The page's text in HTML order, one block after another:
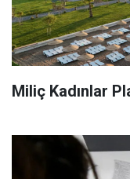
Miliç Kadınlar